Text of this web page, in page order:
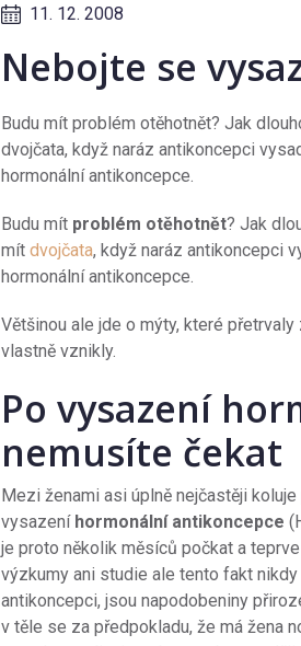
11. 12. 2008
Nebojte se
Budu mít problém otěhotnět? Jak
dvojčata, když naráz antikoncepci
hormonální antikoncepce.
Budu mít problém otěhotnět? Jak
mít dvojčata, když naráz antikoncepci
hormonální antikoncepce.
Většinou ale jde o mýty, které
vlastně vznikly.
Po vysazení
nemusíte čekat
Mezi ženami asi úplně nejčastěji
vysazení hormonální antikoncepce
je proto několik měsíců počkat a
výzkumy ani studie ale tento fakt
antikoncepci, jsou napodobeniny
v těle se za předpokladu, že má žena